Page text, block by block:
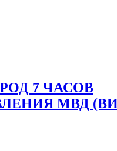
7 ЧАСОВ
МВД